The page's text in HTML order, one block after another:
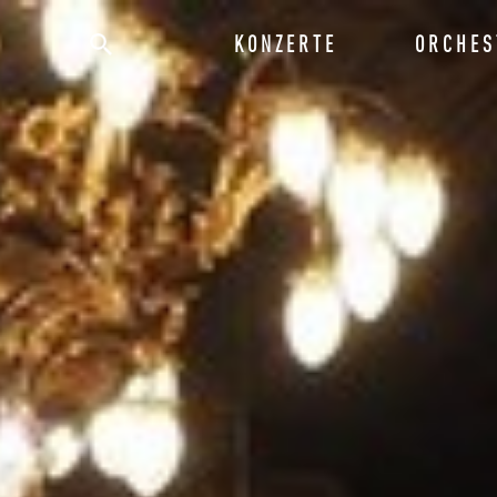
KONZERTE